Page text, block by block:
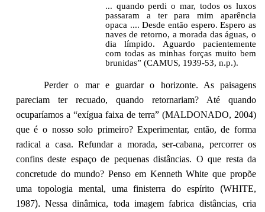
... quando perdi o mar, todos os luxos
passaram a ter para mim aparência
opaca .... Desde então espero. Espero as
naves de retorno, a morada das águas, o
dia límpido. Aguardo pacientemente
com todas as minhas forças muito bem
brunidas” (CAMUS, 1939-53, n.p.).
Perder o mar e guardar o horizonte. As paisagens
pareciam ter recuado, quando retornariam? Até quando
ocuparíamos a “exígua faixa de terra” (MALDONADO, 2004)
que é o nosso solo primeiro? Experimentar, então, de forma
radical a casa. Refundar a morada, ser-cabana, percorrer os
confins deste espaço de pequenas distâncias. O que resta da
concretude do mundo? Penso em Kenneth White que propõe
uma topologia mental, uma finisterra do espírito (WHITE,
1987). Nessa dinâmica, toda imagem fabrica distâncias, cria